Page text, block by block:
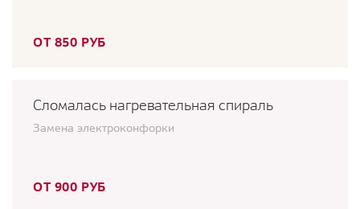
ОТ 850 РУБ
Сломалась нагревательная спираль
Замена электроконфорки
ОТ 900 РУБ